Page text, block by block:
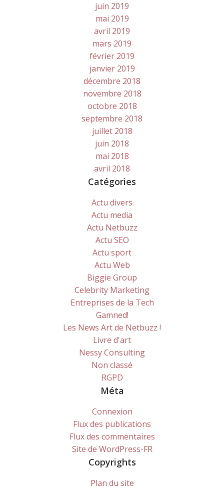
juin 2019
mai 2019
avril 2019
mars 2019
février 2019
janvier 2019
décembre 2018
novembre 2018
octobre 2018
septembre 2018
juillet 2018
juin 2018
mai 2018
avril 2018
Catégories
Actu divers
Actu media
Actu Netbuzz
Actu SEO
Actu sport
Actu Web
Biggie Group
Celebrity Marketing
Entreprises de la Tech
Gamned!
Les News Art de Netbuzz !
Livre d'art
Nessy Consulting
Non classé
RGPD
Méta
Connexion
Flux des publications
Flux des commentaires
Site de WordPress-FR
Copyrights
Plan du site